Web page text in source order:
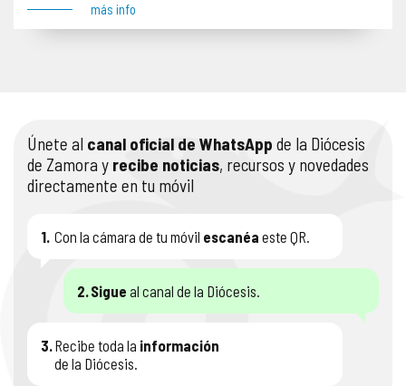
más info
Únete al canal oficial de WhatsApp de la Diócesis
de Zamora y recibe noticias, recursos y novedades
directamente en tu móvil
1. Con la cámara de tu móvil escanéa este QR.
2. Sigue al canal de la Diócesis.
3. Recibe toda la información
de la Diócesis.